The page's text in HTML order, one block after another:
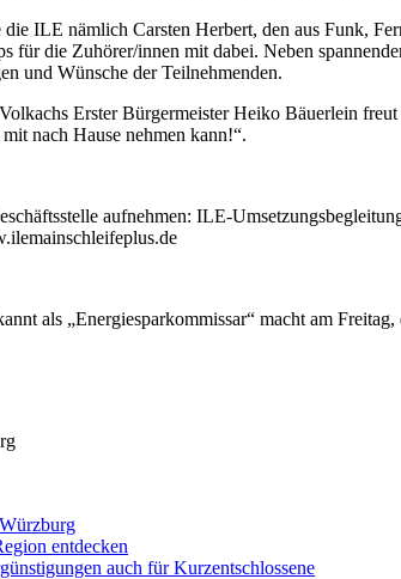
ILE nämlich Carsten Herbert, den aus Funk,
für die Zuhörer/innen mit dabei. Neben
und Wünsche der Teilnehmenden.
Erster Bürgermeister Heiko Bäuerlein
nach Hause nehmen kann!“.
aufnehmen: ILE-
als „Energiesparkommissar“ macht am
entdecken
auch für Kurzentschlossene